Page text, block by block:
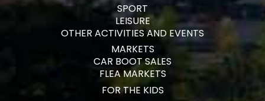
SPORT
LEISURE
OTHER ACTIVITIES AND EVENTS
MARKETS
CAR BOOT SALES
FLEA MARKETS
FOR THE KIDS